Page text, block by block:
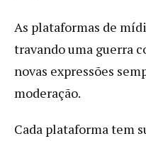
As plataformas de
travando uma guerra
novas expressões
moderação.
Cada plataforma tem